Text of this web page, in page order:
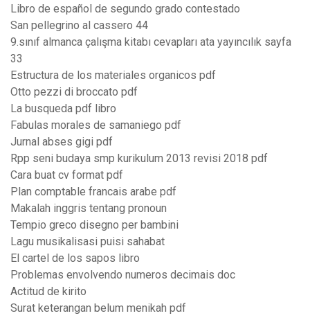
Libro de español de segundo grado contestado
San pellegrino al cassero 44
9.sınıf almanca çalışma kitabı cevapları ata yayıncılık sayfa
33
Estructura de los materiales organicos pdf
Otto pezzi di broccato pdf
La busqueda pdf libro
Fabulas morales de samaniego pdf
Jurnal abses gigi pdf
Rpp seni budaya smp kurikulum 2013 revisi 2018 pdf
Cara buat cv format pdf
Plan comptable francais arabe pdf
Makalah inggris tentang pronoun
Tempio greco disegno per bambini
Lagu musikalisasi puisi sahabat
El cartel de los sapos libro
Problemas envolvendo numeros decimais doc
Actitud de kirito
Surat keterangan belum menikah pdf